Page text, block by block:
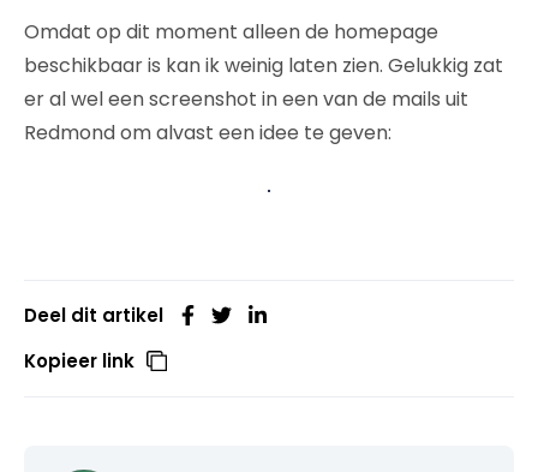
Omdat op dit moment alleen de homepage
beschikbaar is kan ik weinig laten zien. Gelukkig zat
er al wel een screenshot in een van de mails uit
Redmond om alvast een idee te geven:
Deel dit artikel
Kopieer link